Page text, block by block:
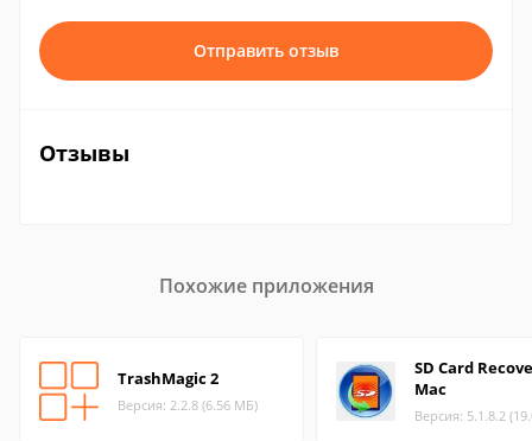
Отправить отзыв
Отзывы
Похожие приложения
TrashMagic 2
Версия: 2.2.8 (6.56 МБ)
SD Card
Mac
Версия: 5.1.8.2